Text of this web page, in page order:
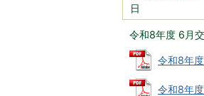
日
令和8年度 6月
令和8年
令和8年